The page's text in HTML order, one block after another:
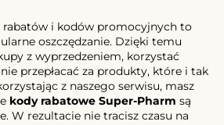
rabatów i kodów promocyjnych to
oszczędzanie. Dzięki temu
z wyprzedzeniem, korzystać
przepłacać za produkty, które i tak
z naszego serwisu, masz
kody rabatowe Super-Pharm są
W rezultacie nie tracisz czasu na